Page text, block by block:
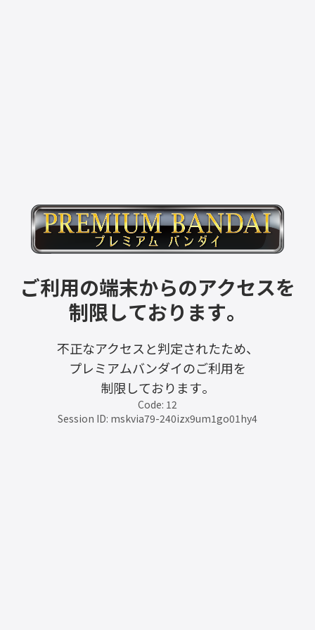
ご利用の端末からのアクセスを
制限しております。
不正なアクセスと判定されたため、
プレミアムバンダイのご利用を
制限しております。
Code: 12
Session ID: mskvia79-240izx9um1go01hy4